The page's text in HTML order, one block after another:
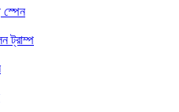
স্পেন
ট্রাম্প